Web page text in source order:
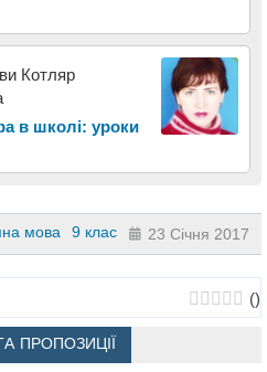
Котляр
в школі: уроки
мова 9 клас 23 Січня 2017
()
ПРОПОЗИЦІЇ